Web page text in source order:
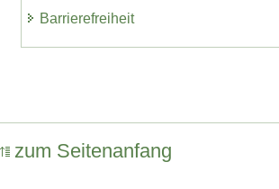
Barrierefreiheit
zum Seitenanfang